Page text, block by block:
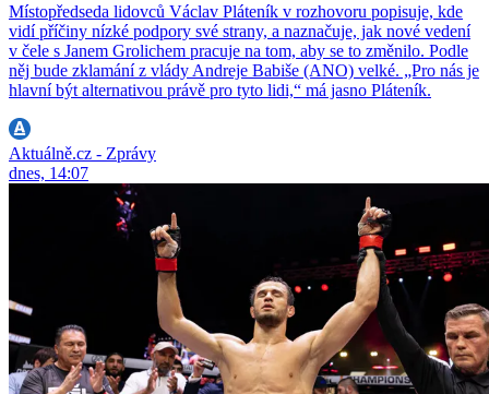
Místopředseda lidovců Václav Pláteník v rozhovoru popisuje, kde
vidí příčiny nízké podpory své strany, a naznačuje, jak nové vedení
v čele s Janem Grolichem pracuje na tom, aby se to změnilo. Podle
něj bude zklamání z vlády Andreje Babiše (ANO) velké. „Pro nás je
hlavní být alternativou právě pro tyto lidi,“ má jasno Pláteník.
Aktuálně.cz - Zprávy
dnes, 14:07